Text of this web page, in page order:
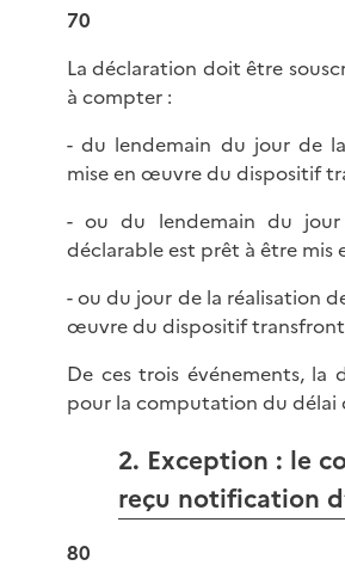
70
La déclaration doit être
à compter :
- du lendemain du jour de
mise en œuvre du dispositif
- ou du lendemain du
déclarable est prêt à être mis
- ou du jour de la réalisation
œuvre du dispositif
De ces trois événements, la
pour la computation du délai
2. Exception : le
reçu notification
80